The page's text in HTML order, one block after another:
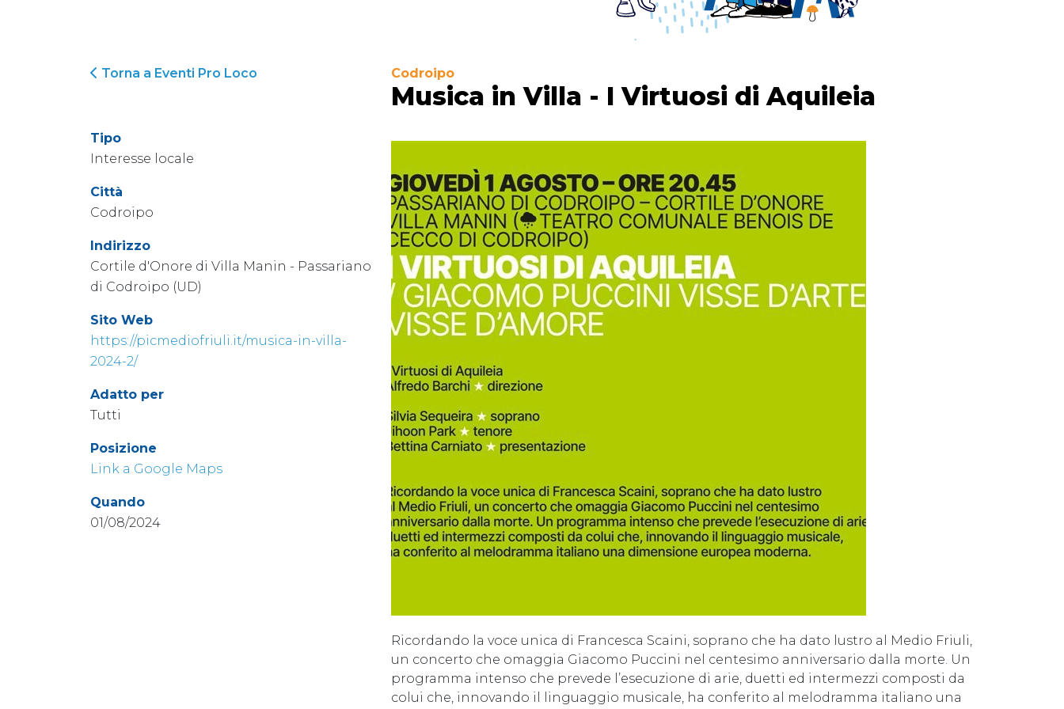
Torna a Eventi Pro Loco
Tipo
Interesse locale
Città
Codroipo
Indirizzo
Cortile d'Onore di Villa Manin - Passariano
di Codroipo (UD)
Sito Web
https://picmediofriuli.it/musica-in-villa-
2024-2/
Adatto per
Tutti
Posizione
Link a Google Maps
Quando
01/08/2024
Codroipo
Musica in Villa - I Virtuosi di Aquileia
Ricordando la voce unica di Francesca Scaini, soprano che ha dato lustro al Medio Friuli,
un concerto che omaggia Giacomo Puccini nel centesimo anniversario dalla morte. Un
programma intenso che prevede l’esecuzione di arie, duetti ed intermezzi composti da
colui che, innovando il linguaggio musicale, ha conferito al melodramma italiano una